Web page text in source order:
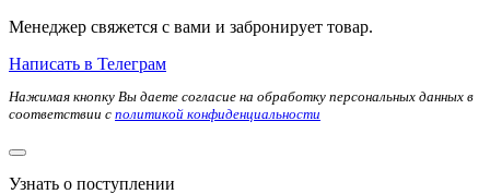
Менеджер свяжется с вами и забронирует товар.
Написать в Телеграм
Нажимая кнопку Вы даете согласие на обработку персональных данных в
соответствии с политикой конфиденциальности
Узнать о поступлении